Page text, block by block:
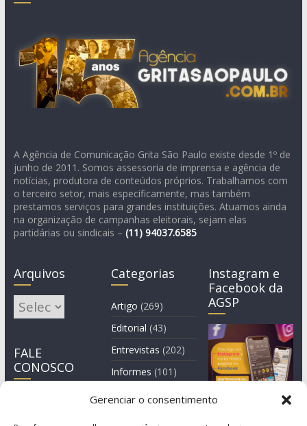
Gerenciar o consentimento
A Agência de Comunicação Grita São Paulo existe desde 1º de
junho de 2011. Somos assessoria de imprensa e agência de
notícias, produtora de conteúdos próprios. Trabalhamos com
o terceiro setor, mais especificamente, mas também
prestamos serviços para grandes instituições. Atuamos ainda
na organização de campanhas eleitorais, sejam elas
partidárias ou sindicais – (11) 94037.6585
Arquivos
Arquivos
FALE
CONOSCO
Categorias
Artigo (269)
Editorial (43)
Entrevistas (202)
Informes (101)
Manchete
Instagram e
Facebook da
AGSP